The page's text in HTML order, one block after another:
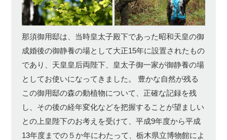
那須御用邸は、当時皇太子殿下であった昭和天皇の御
成婚後の御静養の場として大正15年に設置されたもの
であり、天皇皇后両陛下、皇太子御一家が御静養の場
としてお使いになってきました。 豊かな自然が残る
この御用邸の森の動植物について、正確な記録を残
し、その後の経年変化などを把握することが望ましい
との上皇陛下のお考えを受けて、平成9年度から平成
13年度までの５か年にわたって、栃木県立博物館によ